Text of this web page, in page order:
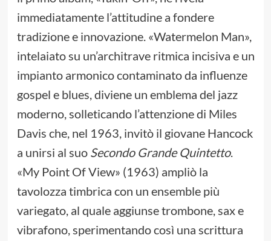
immediatamente l’attitudine a fondere
tradizione e innovazione. «Watermelon Man»,
intelaiato su un’architrave ritmica incisiva e un
impianto armonico contaminato da influenze
gospel e blues, diviene un emblema del jazz
moderno, solleticando l’attenzione di Miles
Davis che, nel 1963, invitò il giovane Hancock
a unirsi al suo Secondo Grande Quintetto.
«My Point Of View» (1963) ampliò la
tavolozza timbrica con un ensemble più
variegato, al quale aggiunse trombone, sax e
vibrafono, sperimentando così una scrittura